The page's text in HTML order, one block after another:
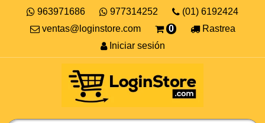
963971686 977314252
(01) 6192424
ventas@loginstore.com
0
Rastrea
Iniciar sesión